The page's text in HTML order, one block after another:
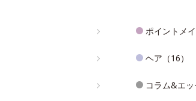
ポイントメイ
ヘア（16）
コラム&エッ